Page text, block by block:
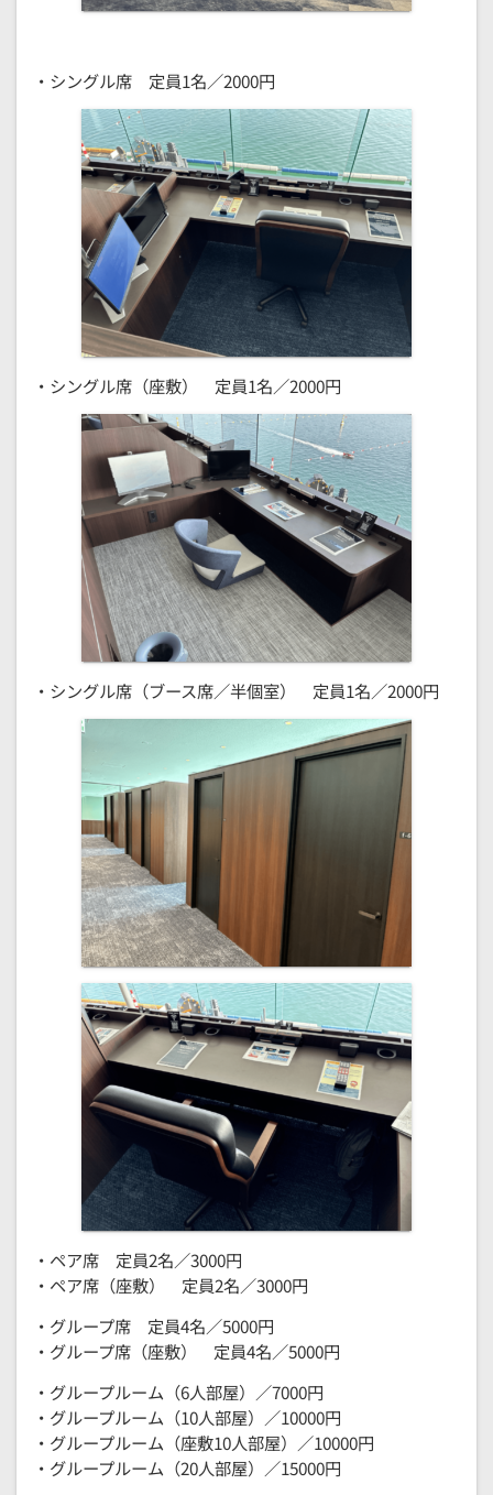
・シングル席 定員1名／2000円
・シングル席（座敷） 定員1名／2000円
・シングル席（ブース席／半個室） 定員1名／2000円
・ペア席 定員2名／3000円
・ペア席（座敷） 定員2名／3000円
・グループ席 定員4名／5000円
・グループ席（座敷） 定員4名／5000円
・グループルーム（6人部屋）／7000円
・グループルーム（10人部屋）／10000円
・グループルーム（座敷10人部屋）／10000円
・グループルーム（20人部屋）／15000円